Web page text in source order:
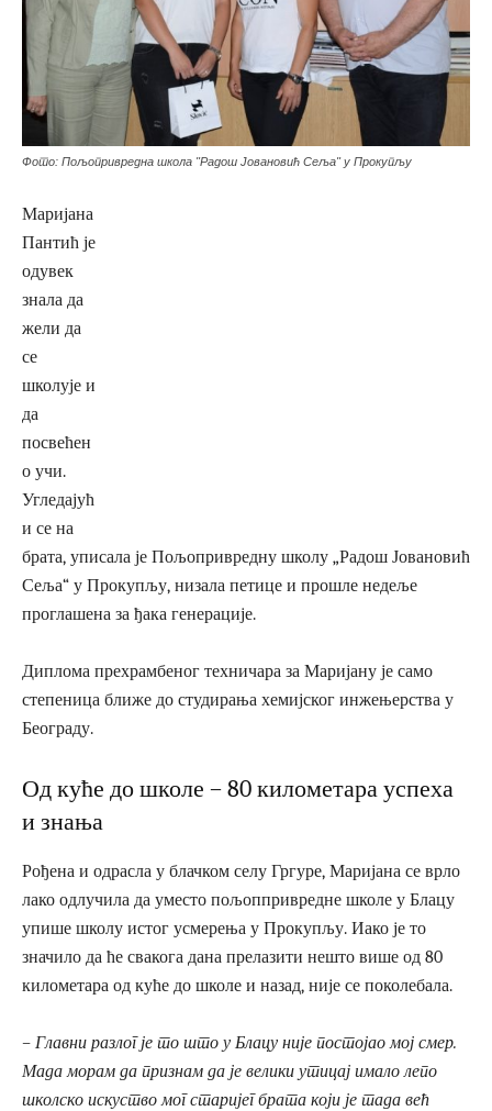
Фото: Пољопривредна школа "Радош Јовановић Сеља" у Прокупљу
Маријана
Пантић је
одувек
знала да
жели да
се
школује и
да
посвећен
о учи.
Угледајућ
и се на
брата, уписала је Пољопривредну школу „Радош Јовановић
Сеља“ у Прокупљу, низала петице и прошле недеље
проглашена за ђака генерације.
Диплома прехрамбеног техничара за Маријану је само
степеница ближе до студирања хемијског инжењерства у
Београду.
Од куће до школе – 80 километара успеха
и знања
Рођена и одрасла у блачком селу Гргуре, Маријана се врло
лако одлучила да уместо пољоппривредне школе у Блацу
упише школу истог усмерења у Прокупљу. Иако је то
значило да ће свакога дана прелазити нешто више од 80
километара од куће до школе и назад, није се поколебала.
– Главни разлог је то што у Блацу није постојао мој смер.
Мада морам да признам да је велики утицај имало лепо
школско искуство мог старијег брата који је тада већ